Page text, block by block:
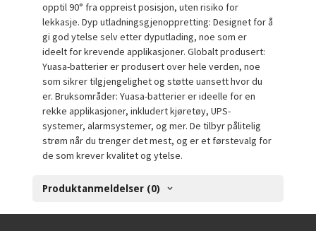
opptil 90° fra oppreist posisjon, uten risiko for
lekkasje. Dyp utladningsgjenoppretting: Designet for å
gi god ytelse selv etter dyputlading, noe som er
ideelt for krevende applikasjoner. Globalt produsert:
Yuasa-batterier er produsert over hele verden, noe
som sikrer tilgjengelighet og støtte uansett hvor du
er. Bruksområder: Yuasa-batterier er ideelle for en
rekke applikasjoner, inkludert kjøretøy, UPS-
systemer, alarmsystemer, og mer. De tilbyr pålitelig
strøm når du trenger det mest, og er et førstevalg for
de som krever kvalitet og ytelse.
Produktanmeldelser (0)